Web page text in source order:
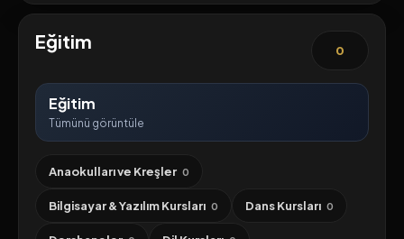
Eğitim 0
Eğitim
Tümünü görüntüle
Anaokulları ve Kreşler 0
Bilgisayar & Yazılım Kursları 0 Dans Kursları 0